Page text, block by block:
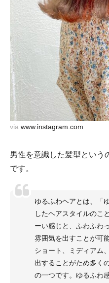
via www.instagram.com
男性を意識した髪型という
です。
ゆるふわヘアとは、「
したヘアスタイルのこ
ーい感じと、ふわふわ
雰囲気を出すことが可
ショート、ミディアム
出することがため多く
の一つです。ゆるふわ